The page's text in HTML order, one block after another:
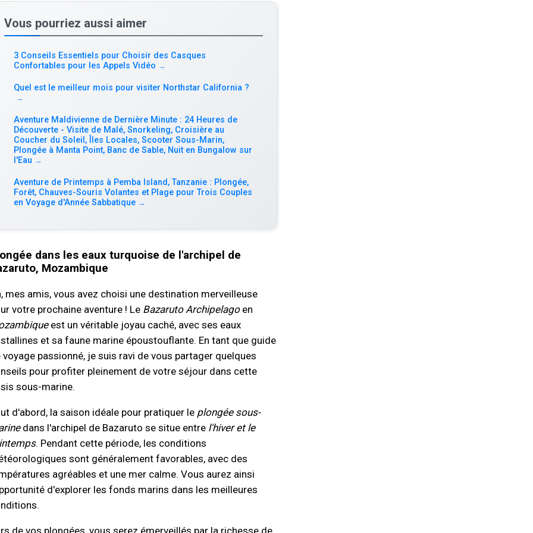
Vous pourriez aussi aimer
3 Conseils Essentiels pour Choisir des Casques
Confortables pour les Appels Vidéo →
Quel est le meilleur mois pour visiter Northstar California ?
→
Aventure Maldivienne de Dernière Minute : 24 Heures de
Découverte - Visite de Malé, Snorkeling, Croisière au
Coucher du Soleil, Îles Locales, Scooter Sous-Marin,
Plongée à Manta Point, Banc de Sable, Nuit en Bungalow sur
l'Eau →
Aventure de Printemps à Pemba Island, Tanzanie : Plongée,
Forêt, Chauves-Souris Volantes et Plage pour Trois Couples
en Voyage d'Année Sabbatique →
dans les eaux turquoise de l'archipel de
Mozambique
mes amis, vous avez choisi une destination merveilleuse
votre prochaine aventure ! Le Bazaruto Archipelagoen
est un véritable joyau caché, avec ses eaux
et sa faune marine époustouflante. En tant que guide
voyage passionné, je suis ravi de vous partager quelques
pour profiter pleinement de votre séjour dans cette
sous-marine.
d'abord, la saison idéale pour pratiquer le plongée sous-
dans l'archipel de Bazaruto se situe entre l'hiver et le
. Pendant cette période, les conditions
sont généralement favorables, avec des
agréables et une mer calme. Vous aurez ainsi
d'explorer les fonds marins dans les meilleures